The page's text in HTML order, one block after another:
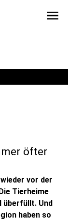
menu
öfter
vor der
Tierheime
überfüllt. Und
haben so